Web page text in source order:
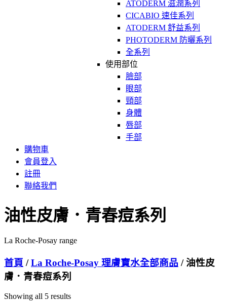
ATODERM 滋潤系列
CICABIO 速佳系列
ATODERM 舒益系列
PHOTODERM 防曬系列
全系列
使用部位
臉部
眼部
頸部
身體
唇部
手部
購物車
會員登入
註冊
聯絡我們
油性皮膚．青春痘系列
La Roche-Posay range
首頁 /La Roche-Posay 理膚寶水全部商品 / 油性皮
膚．青春痘系列
Showing all 5 results